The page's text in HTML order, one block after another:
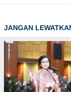
JANGAN